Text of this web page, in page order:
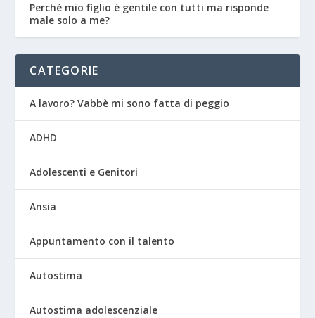
Perché mio figlio è gentile con tutti ma risponde
male solo a me?
CATEGORIE
A lavoro? Vabbè mi sono fatta di peggio
ADHD
Adolescenti e Genitori
Ansia
Appuntamento con il talento
Autostima
Autostima adolescenziale